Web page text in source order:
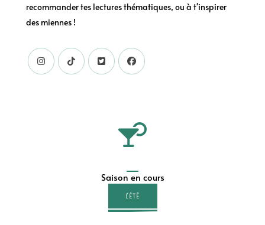
recommander tes lectures thématiques, ou à t'inspirer
des miennes !
Saison en cours
L'ÉTÉ